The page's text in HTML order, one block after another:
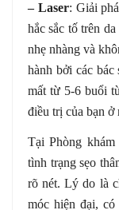
– Laser: Giải
hắc sắc tố trên
nhẹ nhàng và
hành bởi các
mất từ 5-6 buổi
điều trị của bạn
Tại Phòng
tình trạng sẹo
rõ nét. Lý do là
móc hiện đại,